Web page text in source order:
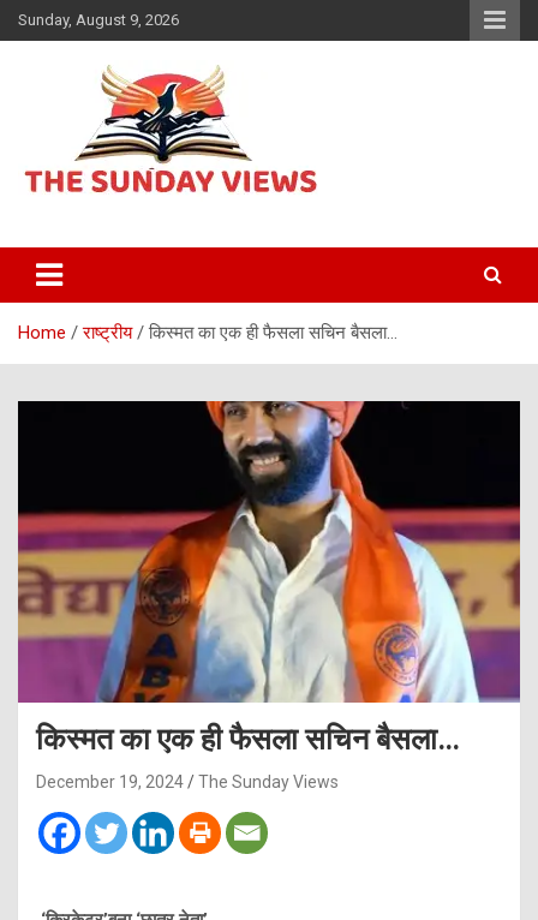
Skip
to
Sunday, August 9, 2026
The Sunday views
Home राष्ट्रीय किस्मत का एक ही फैसला सचिन बैसला…
किस्मत का एक ही फैसला सचिन बैसला…
December 19, 2024 The Sunday Views